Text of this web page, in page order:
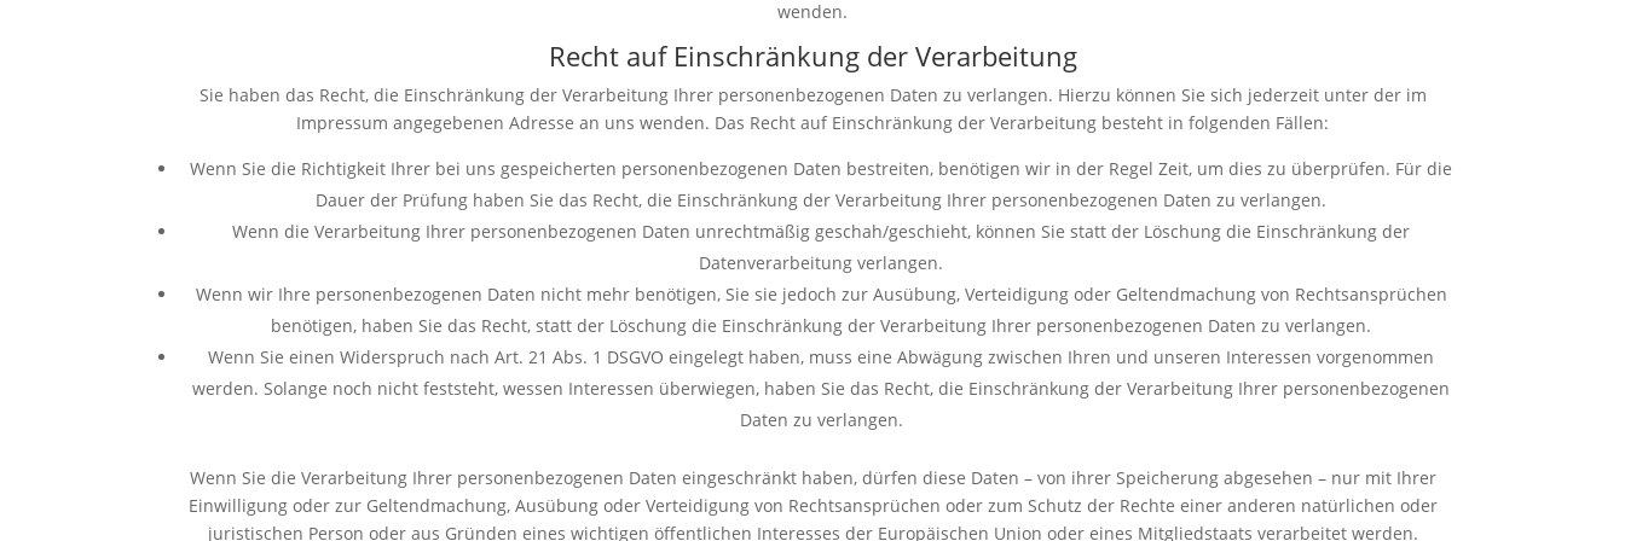
wenden.
Recht auf Einschränkung der Verarbeitung
Sie haben das Recht, die Einschränkung der Verarbeitung Ihrer personenbezogenen Daten zu verlangen. Hierzu können Sie sich jederzeit unter der im
Impressum angegebenen Adresse an uns wenden. Das Recht auf Einschränkung der Verarbeitung besteht in folgenden Fällen:
Wenn Sie die Richtigkeit Ihrer bei uns gespeicherten personenbezogenen Daten bestreiten, benötigen wir in der Regel Zeit, um dies zu überprüfen. Für die
Dauer der Prüfung haben Sie das Recht, die Einschränkung der Verarbeitung Ihrer personenbezogenen Daten zu verlangen.
Wenn die Verarbeitung Ihrer personenbezogenen Daten unrechtmäßig geschah/geschieht, können Sie statt der Löschung die Einschränkung der
Datenverarbeitung verlangen.
Wenn wir Ihre personenbezogenen Daten nicht mehr benötigen, Sie sie jedoch zur Ausübung, Verteidigung oder Geltendmachung von Rechtsansprüchen
benötigen, haben Sie das Recht, statt der Löschung die Einschränkung der Verarbeitung Ihrer personenbezogenen Daten zu verlangen.
Wenn Sie einen Widerspruch nach Art. 21 Abs. 1 DSGVO eingelegt haben, muss eine Abwägung zwischen Ihren und unseren Interessen vorgenommen
werden. Solange noch nicht feststeht, wessen Interessen überwiegen, haben Sie das Recht, die Einschränkung der Verarbeitung Ihrer personenbezogenen
Daten zu verlangen.
Wenn Sie die Verarbeitung Ihrer personenbezogenen Daten eingeschränkt haben, dürfen diese Daten – von ihrer Speicherung abgesehen – nur mit Ihrer
Einwilligung oder zur Geltendmachung, Ausübung oder Verteidigung von Rechtsansprüchen oder zum Schutz der Rechte einer anderen natürlichen oder
juristischen Person oder aus Gründen eines wichtigen öffentlichen Interesses der Europäischen Union oder eines Mitgliedstaats verarbeitet werden.